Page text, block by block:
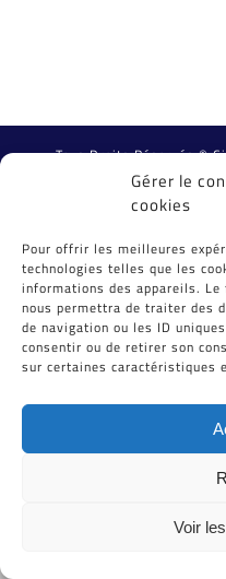
Gérer le
cookies
Pour offrir les meilleures
technologies telles que les
informations des appareils.
nous permettra de traiter des
de navigation ou les ID
consentir ou de retirer son
sur certaines caractéristiques
Voir
Tous Droits Réservés
Création